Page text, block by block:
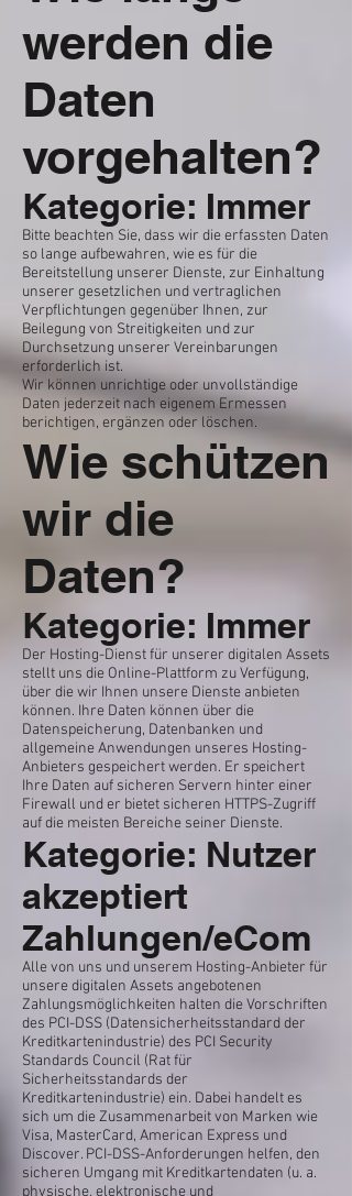
werden die
Daten
vorgehalten?
Kategorie: Immer
Bitte beachten Sie, dass wir die erfassten Daten
so lange aufbewahren, wie es für die
Bereitstellung unserer Dienste, zur Einhaltung
unserer gesetzlichen und vertraglichen
Verpflichtungen gegenüber Ihnen, zur
Beilegung von Streitigkeiten und zur
Durchsetzung unserer Vereinbarungen
erforderlich ist.
Wir können unrichtige oder unvollständige
Daten jederzeit nach eigenem Ermessen
berichtigen, ergänzen oder löschen.
Wie schützen
wir die
Daten?
Kategorie: Immer
Der Hosting-Dienst für unserer digitalen Assets
stellt uns die Online-Plattform zu Verfügung,
über die wir Ihnen unsere Dienste anbieten
können. Ihre Daten können über die
Datenspeicherung, Datenbanken und
allgemeine Anwendungen unseres Hosting-
Anbieters gespeichert werden. Er speichert
Ihre Daten auf sicheren Servern hinter einer
Firewall und er bietet sicheren HTTPS-Zugriff
auf die meisten Bereiche seiner Dienste.
Kategorie: Nutzer
akzeptiert
Zahlungen/eCom
Alle von uns und unserem Hosting-Anbieter für
unsere digitalen Assets angebotenen
Zahlungsmöglichkeiten halten die Vorschriften
des PCI-DSS (Datensicherheitsstandard der
Kreditkartenindustrie) des PCI Security
Standards Council (Rat für
Sicherheitsstandards der
Kreditkartenindustrie) ein. Dabei handelt es
sich um die Zusammenarbeit von Marken wie
Visa, MasterCard, American Express und
Discover. PCI-DSS-Anforderungen helfen, den
sicheren Umgang mit Kreditkartendaten (u. a.
physische, elektronische und